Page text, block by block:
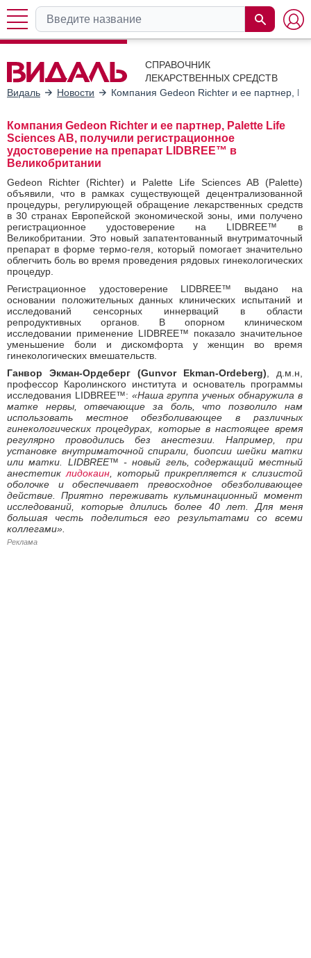
СПРАВОЧНИК
ЛЕКАРСТВЕННЫХ СРЕДСТВ
Видаль
Новости Компания Gedeon Richter и ее партнер,
Компания Gedeon Richter и ее партнер, Palette Life
Sciences AB, получили регистрационное
удостоверение на препарат LIDBREE™ в
Великобритании
Gedeon Richter (Richter) и Palette Life Sciences AB (Palette)
объявили, что в рамках существующей децентрализованной
процедуры, регулирующей обращение лекарственных средств
в 30 странах Европейской экономической зоны, ими получено
регистрационное удостоверение на LIDBREE™ в
Великобритании. Это новый запатентованный внутриматочный
препарат в форме термо-геля, который помогает значительно
облегчить боль во время проведения рядовых гинекологических
процедур.
Регистрационное удостоверение LIDBREE™ выдано на
основании положительных данных клинических испытаний и
исследований сенсорных иннерваций в области
репродуктивных органов. В опорном клиническом
исследовании применение LIDBREE™ показало значительное
уменьшение боли и дискомфорта у женщин во время
гинекологических вмешательств.
Ганвор Экман-Ордеберг (Gunvor Ekman-Ordeberg) , д.м.н,
профессор Каролинского института и основатель программы
исследования LIDBREE™: «Наша группа ученых обнаружила в
матке нервы, отвечающие за боль, что позволило нам
использовать местное обезболивающее в различных
гинекологических процедурах, которые в настоящее время
регулярно проводились без анестезии. Например, при
установке внутриматочной спирали, биопсии шейки матки
или матки. LIDBREE™ - новый гель, содержащий местный
анестетиклидокаин , который прикрепляется к слизистой
оболочке и обеспечивает превосходное обезболивающее
действие. Приятно переживать кульминационный момент
исследований, которые длились более 40 лет. Для меня
большая честь поделиться его результатами со всеми
коллегами».
Реклама